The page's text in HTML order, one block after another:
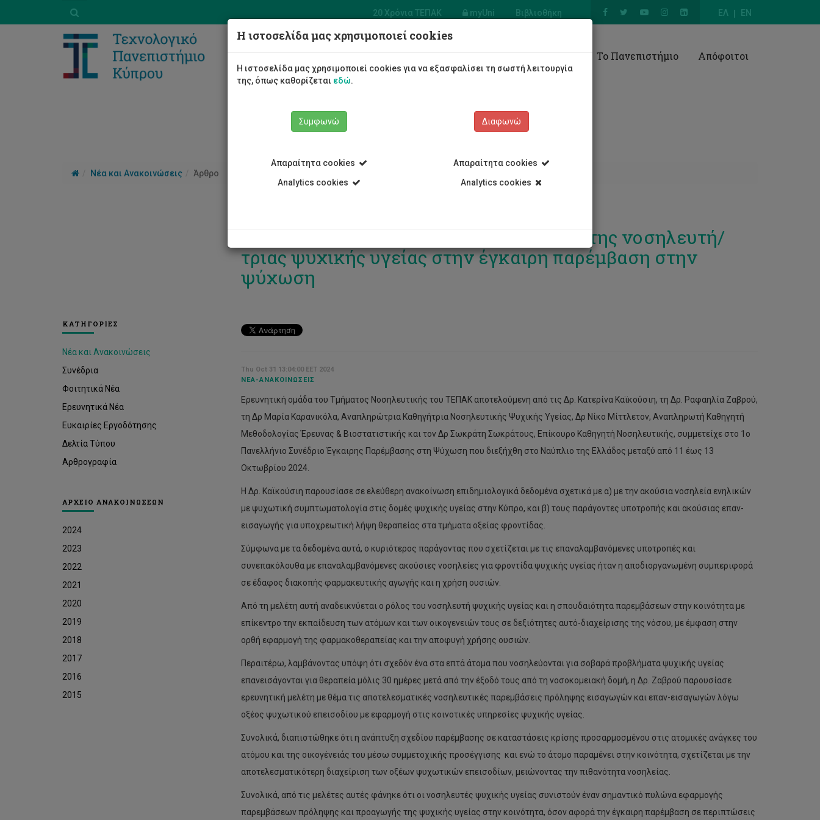
ΕΛ EN
20 Χρόνια ΤΕΠΑΚ myUni Βιβλιοθήκη
Φοιτητές/τριες Σπουδές Έρευνα Το Πανεπιστήμιο Απόφοιτοι
Νέα και Ανακοινώσεις Άρθρο
ΚΑΤΗΓΟΡΙΕΣ
Νέα και Ανακοινώσεις
Συνέδρια
Φοιτητικά Νέα
Ερευνητικά Νέα
Ευκαιρίες Εργοδότησης
Δελτία Τύπου
Αρθρογραφία
ΑΡΧΕΙΟ ΑΝΑΚΟΙΝΩΣΕΩΝ
2024
2023
2022
2021
2020
2019
2018
2017
2016
2015
ΤΕΠΑΚ: Η σπουδαιότητα του ρόλου του/της νοσηλευτή/
τριας ψυχικής υγείας στην έγκαιρη παρέμβαση στην
ψύχωση
Thu Oct 31 13:04:00 EET 2024
ΝΈΑ-ΑΝΑΚΟΙΝΏΣΕΙΣ
Ερευνητική ομάδα του Τμήματος Νοσηλευτικής του ΤΕΠΑΚ αποτελούμενη από τις Δρ. Κατερίνα Καϊκούσιη, τη Δρ. Ραφαηλία Ζαβρού,
τη Δρ Μαρία Καρανικόλα, Αναπληρώτρια Καθηγήτρια Νοσηλευτικής Ψυχικής Υγείας, Δρ Νίκο Μίττλετον, Αναπληρωτή Καθηγητή
Μεθοδολογίας Έρευνας & Βιοστατιστικής και τον Δρ Σωκράτη Σωκράτους, Επίκουρο Καθηγητή Νοσηλευτικής, συμμετείχε στο 1ο
Πανελλήνιο Συνέδριο Έγκαιρης Παρέμβασης στη Ψύχωση που διεξήχθη στο Ναύπλιο της Ελλάδος μεταξύ από 11 έως 13
Οκτωβρίου 2024.
Η Δρ. Καϊκούσιη παρουσίασε σε ελεύθερη ανακοίνωση επιδημιολογικά δεδομένα σχετικά με α) με την ακούσια νοσηλεία ενηλικών
με ψυχωτική συμπτωματολογία στις δομές ψυχικής υγείας στην Κύπρο, και β) τους παράγοντες υποτροπής και ακούσιας επαν-
εισαγωγής για υποχρεωτική λήψη θεραπείας στα τμήματα οξείας φροντίδας.
Σύμφωνα με τα δεδομένα αυτά, ο κυριότερος παράγοντας που σχετίζεται με τις επαναλαμβανόμενες υποτροπές και
συνεπακόλουθα με επαναλαμβανόμενες ακούσιες νοσηλείες για φροντίδα ψυχικής υγείας ήταν η αποδιοργανωμένη συμπεριφορά
σε έδαφος διακοπής φαρμακευτικής αγωγής και η χρήση ουσιών.
Από τη μελέτη αυτή αναδεικνύεται ο ρόλος του νοσηλευτή ψυχικής υγείας και η σπουδαιότητα παρεμβάσεων στην κοινότητα με
επίκεντρο την εκπαίδευση των ατόμων και των οικογενειών τους σε δεξιότητες αυτό-διαχείρισης της νόσου, με έμφαση στην
ορθή εφαρμογή της φαρμακοθεραπείας και την αποφυγή χρήσης ουσιών.
Περαιτέρω, λαμβάνοντας υπόψη ότι σχεδόν ένα στα επτά άτομα που νοσηλεύονται για σοβαρά προβλήματα ψυχικής υγείας
επανεισάγονται για θεραπεία μόλις 30 ημέρες μετά από την έξοδό τους από τη νοσοκομειακή δομή, η Δρ. Ζαβρού παρουσίασε
ερευνητική μελέτη με θέμα τις αποτελεσματικές νοσηλευτικές παρεμβάσεις πρόληψης εισαγωγών και επαν-εισαγωγών λόγω
οξέος ψυχωτικού επεισοδίου με εφαρμογή στις κοινοτικές υπηρεσίες ψυχικής υγείας.
Συνολικά, διαπιστώθηκε ότι η ανάπτυξη σχεδίου παρέμβασης σε καταστάσεις κρίσης προσαρμοσμένου στις ατομικές ανάγκες του
ατόμου και της οικογένειάς του μέσω συμμετοχικής προσέγγισης και ενώ το άτομο παραμένει στην κοινότητα, σχετίζεται με την
αποτελεσματικότερη διαχείριση των οξέων ψυχωτικών επεισοδίων, μειώνοντας την πιθανότητα νοσηλείας.
Συνολικά, από τις μελέτες αυτές φάνηκε ότι οι νοσηλευτές ψυχικής υγείας συνιστούν έναν σημαντικό πυλώνα εφαρμογής
παρεμβάσεων πρόληψης και προαγωγής της ψυχικής υγείας στην κοινότητα, όσον αφορά την έγκαιρη παρέμβαση σε περιπτώσεις
Η ιστοσελίδα μας χρησιμοποιεί cookies
Η ιστοσελίδα μας χρησιμοποιεί cookies για να εξασφαλίσει τη σωστή λειτουργία
της, όπως καθορίζεται εδώ.
Συμφωνώ
Απαραίτητα cookies
Analytics cookies
Διαφωνώ
Απαραίτητα cookies
Analytics cookies